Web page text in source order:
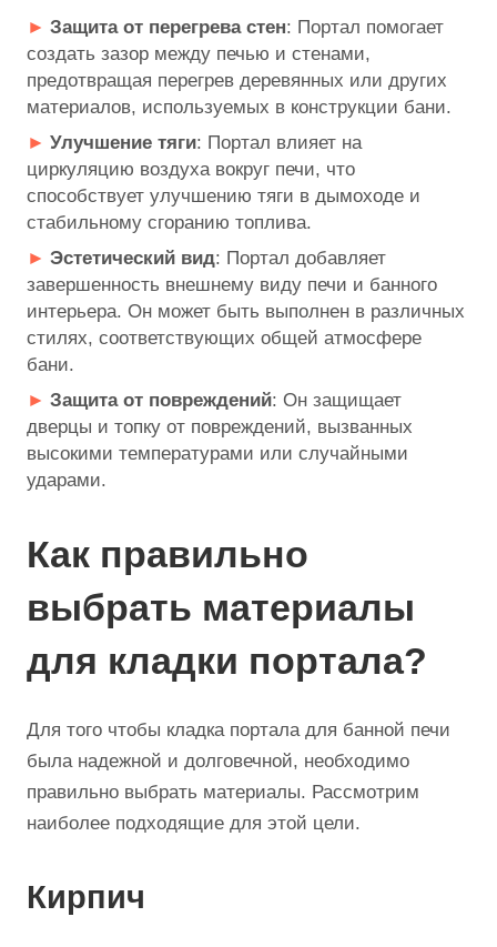
Защита от перегрева стен: Портал помогает
создать зазор между печью и стенами,
предотвращая перегрев деревянных или других
материалов, используемых в конструкции бани.
Улучшение тяги: Портал влияет на
циркуляцию воздуха вокруг печи, что
способствует улучшению тяги в дымоходе и
стабильному сгоранию топлива.
Эстетический вид: Портал добавляет
завершенность внешнему виду печи и банного
интерьера. Он может быть выполнен в различных
стилях, соответствующих общей атмосфере
бани.
Защита от повреждений: Он защищает
дверцы и топку от повреждений, вызванных
высокими температурами или случайными
ударами.
Как правильно
выбрать материалы
для кладки портала?
Для того чтобы кладка портала для банной печи
была надежной и долговечной, необходимо
правильно выбрать материалы. Рассмотрим
наиболее подходящие для этой цели.
Кирпич